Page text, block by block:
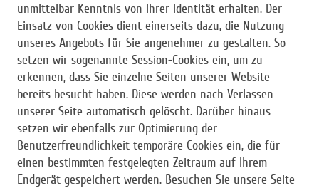
unmittelbar Kenntnis von Ihrer Identität erhalten. Der
Einsatz von Cookies dient einerseits dazu, die Nutzung
unseres Angebots für Sie angenehmer zu gestalten. So
setzen wir sogenannte Session-Cookies ein, um zu
erkennen, dass Sie einzelne Seiten unserer Website
bereits besucht haben. Diese werden nach Verlassen
unserer Seite automatisch gelöscht. Darüber hinaus
setzen wir ebenfalls zur Optimierung der
Benutzerfreundlichkeit temporäre Cookies ein, die für
einen bestimmten festgelegten Zeitraum auf Ihrem
Endgerät gespeichert werden. Besuchen Sie unsere Seite